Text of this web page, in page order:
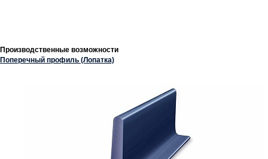
Производственные возможности
Поперечный профиль (Лопатка)